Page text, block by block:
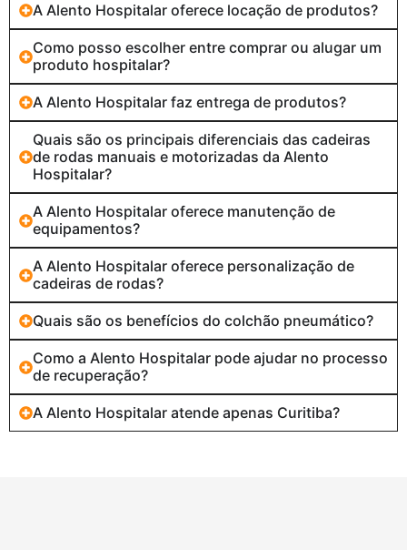
A Alento Hospitalar oferece locação de produtos?
Como posso escolher entre comprar ou alugar um
produto hospitalar?
A Alento Hospitalar faz entrega de produtos?
Quais são os principais diferenciais das cadeiras
de rodas manuais e motorizadas da Alento
Hospitalar?
A Alento Hospitalar oferece manutenção de
equipamentos?
A Alento Hospitalar oferece personalização de
cadeiras de rodas?
Quais são os benefícios do colchão pneumático?
Como a Alento Hospitalar pode ajudar no processo
de recuperação?
A Alento Hospitalar atende apenas Curitiba?